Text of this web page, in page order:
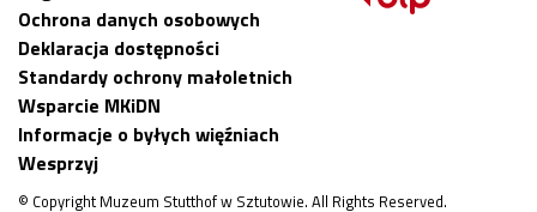
Ochrona danych osobowych
Deklaracja dostępności
Standardy ochrony małoletnich
Wsparcie MKiDN
Informacje o byłych więźniach
Wesprzyj
© Copyright Muzeum Stutthof w Sztutowie. All Rights Reserved.